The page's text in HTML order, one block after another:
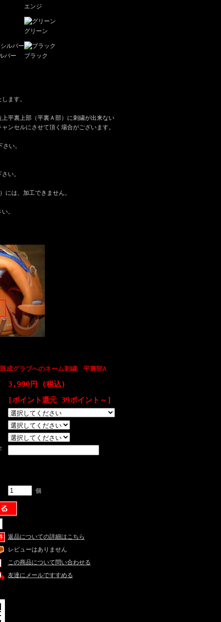
エンジ
グリーン
バー ブラック
ます。
平裏上部（平裏Ａ部）に刺繍が出来ない
ンセルにさせて頂く場合がございます。
い。
い。
は、加工できません。
。
成グラブへのネーム刺繍 平裏部A
3,990円 (税込)
[ポイント還元 39ポイント～]
個
返品についての詳細はこちら
レビューはありません
この商品について問い合わせる
友達にメールですすめる